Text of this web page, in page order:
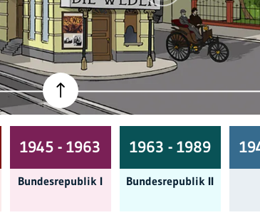
1945 - 1963
Bundes­republik I
1963 - 1989
Bundes­republik II